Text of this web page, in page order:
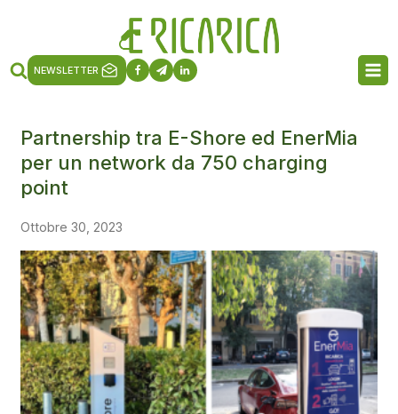
NEWSLETTER
Partnership tra E-Shore ed EnerMia
per un network da 750 charging
point
Ottobre 30, 2023